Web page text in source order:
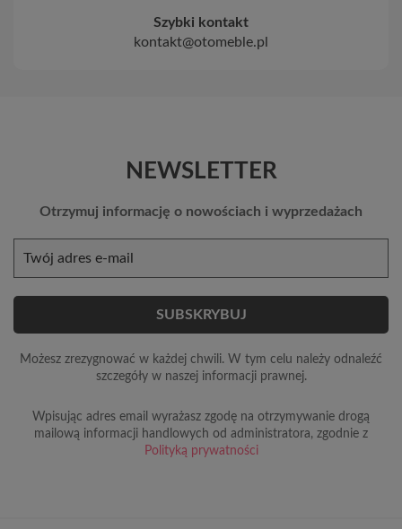
Szybki kontakt
kontakt@otomeble.pl
NEWSLETTER
Otrzymuj informację o nowościach i wyprzedażach
Możesz zrezygnować w każdej chwili. W tym celu należy odnaleźć
szczegóły w naszej informacji prawnej.
Wpisując adres email wyrażasz zgodę na otrzymywanie drogą
mailową informacji handlowych od administratora, zgodnie z
Polityką prywatności